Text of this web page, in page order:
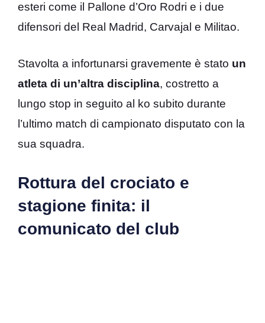
esteri come il Pallone d’Oro Rodri e i due
difensori del Real Madrid, Carvajal e Militao.
Stavolta a infortunarsi gravemente è stato un
atleta di un’altra disciplina, costretto a
lungo stop in seguito al ko subito durante
l’ultimo match di campionato disputato con la
sua squadra.
Rottura del crociato e
stagione finita: il
comunicato del club